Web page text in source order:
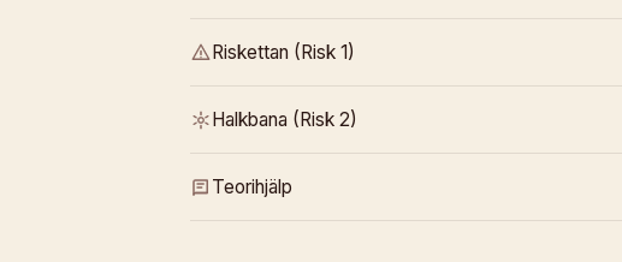
Riskettan (Risk 1)
Halkbana (Risk 2)
Teorihjälp